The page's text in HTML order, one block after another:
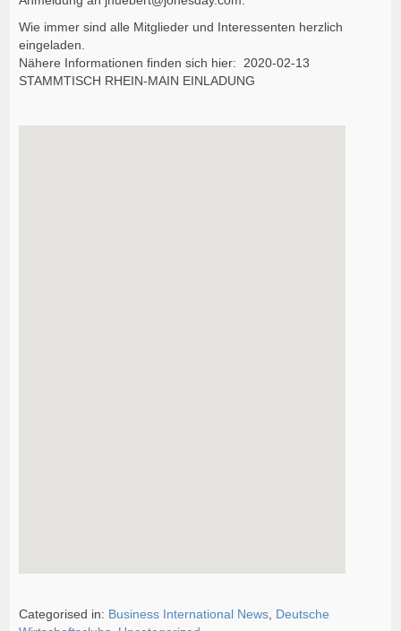
Wie immer sind alle Mitglieder und Interessenten herzlich
eingeladen.
Nähere Informationen finden sich hier: 2020-02-13
STAMMTISCH RHEIN-MAIN EINLADUNG
Categorised in: Business International News Deutsche